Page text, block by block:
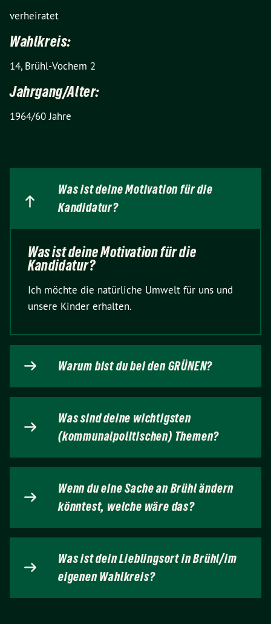
verheiratet
Wahlkreis:
14, Brühl-Vochem 2
Jahrgang/Alter:
1964/60 Jahre
Was ist deine Motivation für die
Kandidatur?
Was ist deine Motivation für die
Kandidatur?
Ich möchte die natürliche Umwelt für uns und
unsere Kinder erhalten.
Warum bist du bei den GRÜNEN?
Was sind deine wichtigsten
(kommunalpolitischen) Themen?
Wenn du eine Sache an Brühl ändern
könntest, welche wäre das?
Was ist dein Lieblingsort in Brühl/im
eigenen Wahlkreis?